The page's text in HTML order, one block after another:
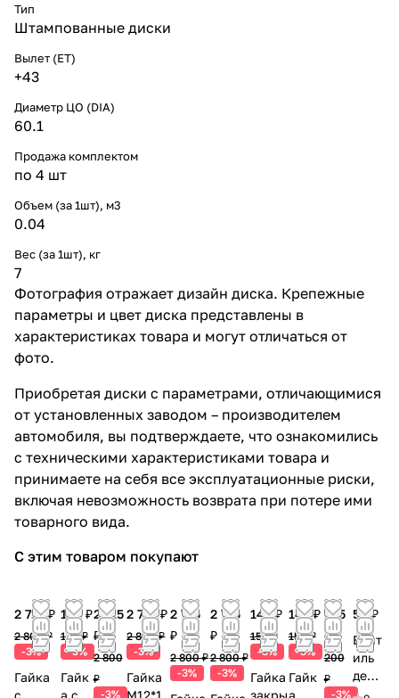
Тип
Штампованные диски
Вылет (ET)
+43
Диаметр ЦО (DIA)
60.1
Продажа комплектом
по 4 шт
Объем (за 1шт), м3
0.04
Вес (за 1шт), кг
7
Фотография отражает дизайн диска. Крепежные
параметры и цвет диска представлены в
характеристиках товара и могут отличаться от
фото.
Приобретая диски с параметрами, отличающимися
от установленных заводом – производителем
автомобиля, вы подтверждаете, что ознакомились
с техническими характеристиками товара и
принимаете на себя все эксплуатационные риски,
включая невозможность возврата при потере ими
товарного вида.
С этим товаром покупают
2 715 ₽
2 800 ₽
-3%
Гайка
с
145 ₽
150 ₽
-3%
Гайк
а с
2 715
₽
2 800
₽
-3%
2 715 ₽
2 800 ₽
-3%
Гайка
М12*1.
2 715
₽
2 800 ₽
-3%
2 715
₽
2 800 ₽
-3%
145 ₽
150 ₽
-3%
Гайка
закры
145 ₽
150 ₽
-3%
Гайк
а
195
₽
200
₽
-3%
50 ₽
Вент
иль
деко
рати